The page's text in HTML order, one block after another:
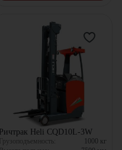
Ричтрак Heli CQD10L-3W
Грузоподъемность: 1000 кг